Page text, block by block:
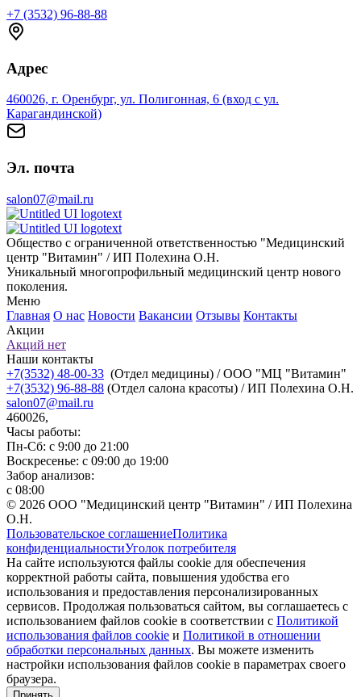
+7 (3532) 96-88-88
Адрес
460026, г. Оренбург, ул. Полигонная, 6 (вход с ул.
Карагандинской)
Эл. почта
salon07@mail.ru
Общество с ограниченной ответственностью "Медицинский
центр "Витамин" / ИП Полехина О.Н.
Уникальный многопрофильный медицинский центр нового
поколения.
Меню
Главная О нас Новости Вакансии Отзывы Контакты
Акции
Акций нет
Наши контакты
+7(3532) 48-00-33 (Отдел медицины) / ООО "МЦ "Витамин"
+7(3532) 96-88-88 (Отдел салона красоты) / ИП Полехина О.Н.
salon07@mail.ru
460026,
Часы работы:
Пн-Сб: с 9:00 до 21:00
Воскресенье: с 09:00 до 19:00
Забор анализов:
с 08:00
© 2026 ООО "Медицинский центр "Витамин" / ИП Полехина
О.Н.
Пользовательское соглашениеПолитика
конфиденциальностиУголок потребителя
На сайте используются файлы cookie для обеспечения
корректной работы сайта, повышения удобства его
использования и предоставления персонализированных
сервисов. Продолжая пользоваться сайтом, вы соглашаетесь с
использованием файлов cookie в соответствии с Политикой
использования файлов cookie и Политикой в отношении
обработки персональных данных. Вы можете изменить
настройки использования файлов cookie в параметрах своего
браузера.